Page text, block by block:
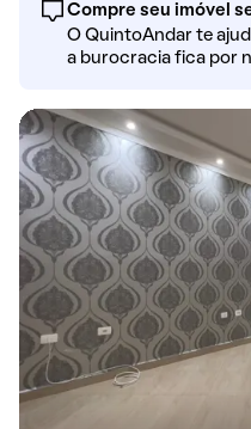
Compre seu imóvel
O QuintoAndar te
a burocracia fica por